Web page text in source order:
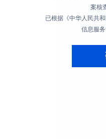
案核
已根据《中华人民共
信息服